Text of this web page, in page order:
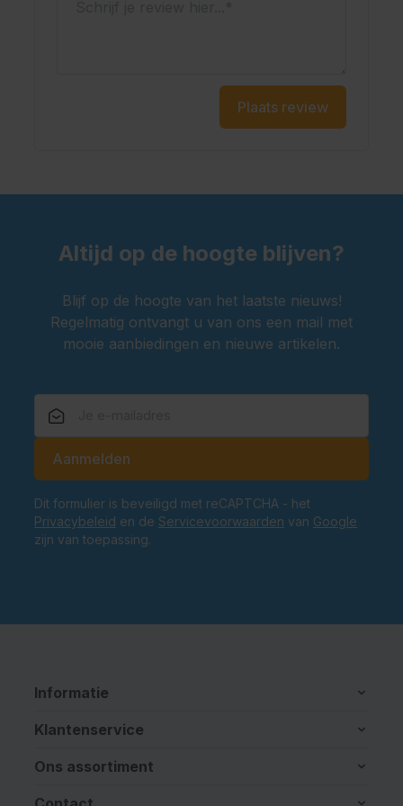
Oktoberfestwinkel.nl jouw specialist in lederhosen.
Plaats review
Altijd op de hoogte blijven?
Blijf op de hoogte van het laatste nieuws!
Regelmatig ontvangt u van ons een mail met
mooie aanbiedingen en nieuwe artikelen.
Aanmelden
Dit formulier is beveiligd met reCAPTCHA - het
Privacybeleid en de Servicevoorwaarden van Google
zijn van toepassing.
Informatie
Klantenservice
Ons assortiment